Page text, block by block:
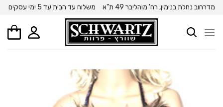
Skip
content
מדרחוב נחלת בנימין, רח' מוהליבר 49 ת"א משלוח עד הבית עד 5 ימי עסקים